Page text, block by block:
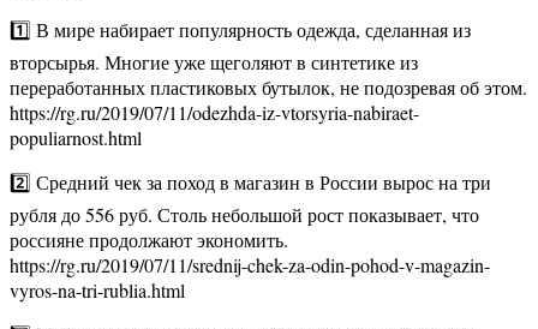
1️⃣ В мире набирает популярность одежда, сделанная из
вторсырья. Многие уже щеголяют в синтетике из
переработанных пластиковых бутылок, не подозревая об этом.
https://rg.ru/2019/07/11/odezhda-iz-vtorsyria-nabiraet-
populiarnost.html
2️⃣ Средний чек за поход в магазин в России вырос на три
рубля до 556 руб. Столь небольшой рост показывает, что
россияне продолжают экономить.
https://rg.ru/2019/07/11/srednij-chek-za-odin-pohod-v-magazin-
vyros-na-tri-rublia.html